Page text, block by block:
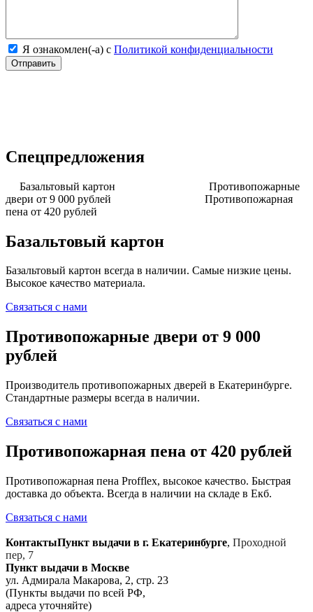
Я ознакомлен(-а) с Политикой конфиденциальности
Спецпредложения
Базальтовый картон
Противопожарные
двери от 9 000 рублей
Противопожарная
пена от 420 рублей
Базальтовый картон
Базальтовый картон всегда в наличии. Самые низкие цены.
Высокое качество материала.
Связаться с нами
Противопожарные двери от 9 000
рублей
Производитель противопожарных дверей в Екатеринбурге.
Стандартные размеры всегда в наличии.
Связаться с нами
Противопожарная пена от 420 рублей
Противопожарная пена Profflex, высокое качество. Быстрая
доставка до объекта. Всегда в наличии на складе в Екб.
Связаться с нами
КонтактыПункт выдачи в г. Екатеринбурге, Проходной
пер, 7
Пункт выдачи в Москве
ул. Адмирала Макарова, 2, стр. 23
(Пункты выдачи по всей РФ,
адреса уточняйте)